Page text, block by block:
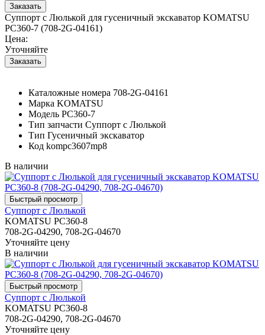
Суппорт с Люлькой для гусеничный экскаватор KOMATSU
PC360-7 (708-2G-04161)
Цена:
Уточняйте
Каталожные номера 708-2G-04161
Марка KOMATSU
Модель PC360-7
Тип запчасти Суппорт с Люлькой
Тип Гусеничный экскаватор
Код kompc3607mp8
В наличии
Суппорт с Люлькой
KOMATSU PC360-8
708-2G-04290, 708-2G-04670
Уточняйте цену
В наличии
Суппорт с Люлькой
KOMATSU PC360-8
708-2G-04290, 708-2G-04670
Уточняйте цену